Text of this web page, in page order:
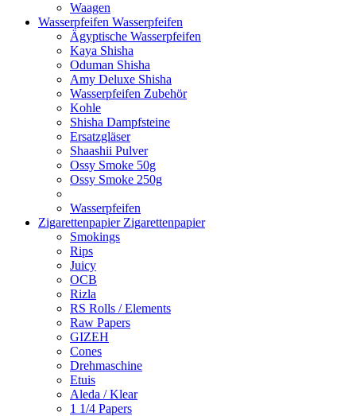
Waagen
Wasserpfeifen Wasserpfeifen
Ägyptische Wasserpfeifen
Kaya Shisha
Oduman Shisha
Amy Deluxe Shisha
Wasserpfeifen Zubehör
Kohle
Shisha Dampfsteine
Ersatzgläser
Shaashii Pulver
Ossy Smoke 50g
Ossy Smoke 250g
Wasserpfeifen
Zigarettenpapier Zigarettenpapier
Smokings
Rips
Juicy
OCB
Rizla
RS Rolls / Elements
Raw Papers
GIZEH
Cones
Drehmaschine
Etuis
Aleda / Klear
1 1/4 Papers